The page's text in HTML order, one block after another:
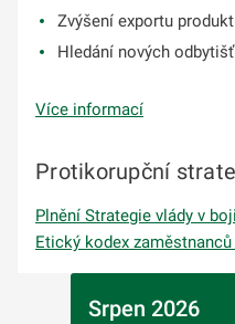
Zvýšení exportu
Hledání nových
Více informací
Protikorupční
Plnění Strategie vlády v
Etický kodex
Srpen 2026